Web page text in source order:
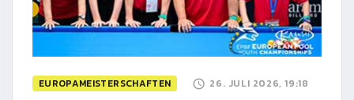
EUROPAMEISTERSCHAFTEN 26. JULI 2026, 19:18